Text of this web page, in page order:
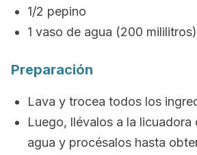
1/2 pepino
1 vaso de agua (200 mililitros)
Preparación
Lava y trocea todos los
Luego, llévalos a la licuadora
agua y procésalos hasta